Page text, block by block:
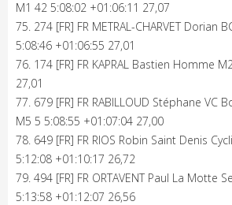
M1 42 5:08:02 +01:06:11 27,07
75. 274 [FR] FR METRAL-CHARVET Dorian
5:08:46 +01:06:55 27,01
76. 174 [FR] FR KAPRAL Bastien Homme
27,01
77. 679 [FR] FR RABILLOUD Stéphane VC
M5 5 5:08:55 +01:07:04 27,00
78. 649 [FR] FR RIOS Robin Saint Denis
5:12:08 +01:10:17 26,72
79. 494 [FR] FR ORTAVENT Paul La Motte
5:13:58 +01:12:07 26,56